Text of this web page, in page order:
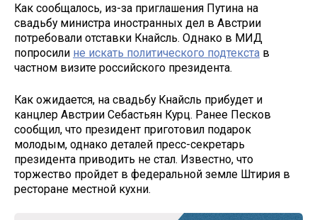
Как сообщалось, из-за приглашения Путина на
свадьбу министра иностранных дел в Австрии
потребовали отставки Кнайсль. Однако в МИД
попросили не искать политического подтекста в
частном визите российского президента.
Как ожидается, на свадьбу Кнайсль прибудет и
канцлер Австрии Себастьян Курц. Ранее Песков
сообщил, что президент приготовил подарок
молодым, однако деталей пресс-секретарь
президента приводить не стал. Известно, что
торжество пройдет в федеральной земле Штирия в
ресторане местной кухни.